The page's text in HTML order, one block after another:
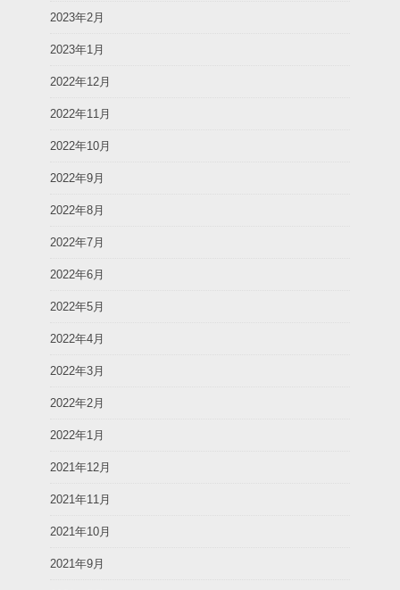
2023年2月
2023年1月
2022年12月
2022年11月
2022年10月
2022年9月
2022年8月
2022年7月
2022年6月
2022年5月
2022年4月
2022年3月
2022年2月
2022年1月
2021年12月
2021年11月
2021年10月
2021年9月